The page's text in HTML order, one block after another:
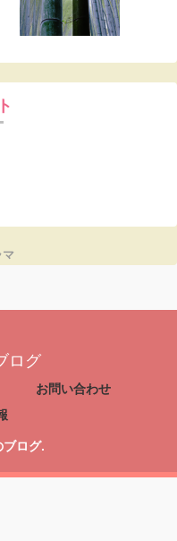
マ
ログ
お問い合わせ
ログ.